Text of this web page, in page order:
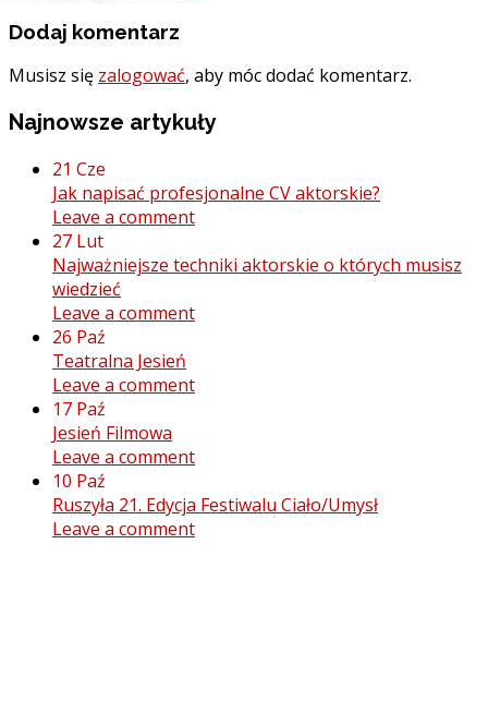
Dodaj komentarz
Musisz się zalogować, aby móc dodać komentarz.
Najnowsze artykuły
21 Cze
Jak napisać profesjonalne CV aktorskie?
Leave a comment
27 Lut
Najważniejsze techniki aktorskie o których musisz
wiedzieć
Leave a comment
26 Paź
Teatralna Jesień
Leave a comment
17 Paź
Jesień Filmowa
Leave a comment
10 Paź
Ruszyła 21. Edycja Festiwalu Ciało/Umysł
Leave a comment